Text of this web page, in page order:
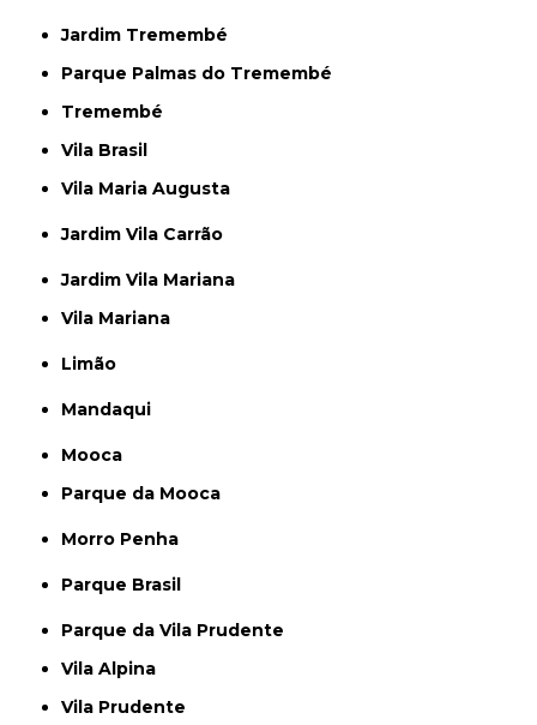
Jardim Tremembé
Parque Palmas do Tremembé
Tremembé
Vila Brasil
Vila Maria Augusta
Jardim Vila Carrão
Jardim Vila Mariana
Vila Mariana
Limão
Mandaqui
Mooca
Parque da Mooca
Morro Penha
Parque Brasil
Parque da Vila Prudente
Vila Alpina
Vila Prudente